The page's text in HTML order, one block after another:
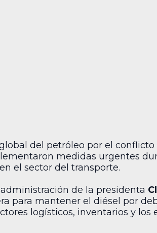
del petróleo por el
medidas urgentes
el sector del transporte.
de la presidenta
para mantener el diésel por
logísticos, inventarios y los